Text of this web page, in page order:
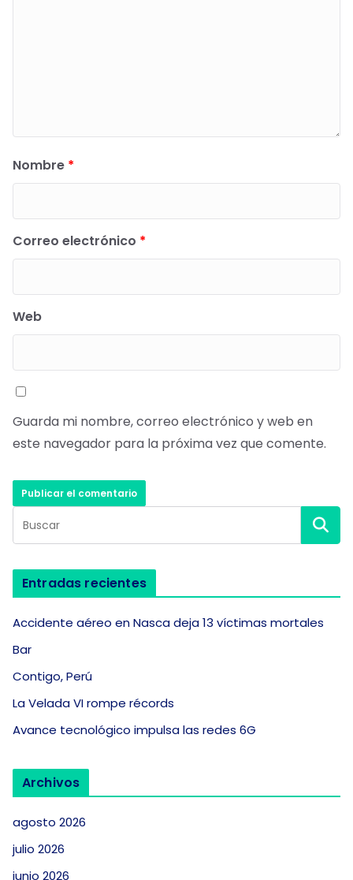
Nombre *
Correo electrónico *
Web
Guarda mi nombre, correo electrónico y web en
este navegador para la próxima vez que comente.
Entradas recientes
Accidente aéreo en Nasca deja 13 víctimas mortales
Bar
Contigo, Perú
La Velada VI rompe récords
Avance tecnológico impulsa las redes 6G
Archivos
agosto 2026
julio 2026
junio 2026